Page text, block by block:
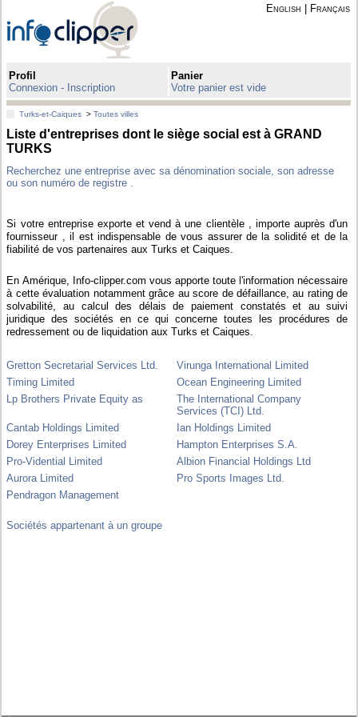
English Français
Profil
Connexion - Inscription
Panier
Votre panier est vide
Turks-et-Caiques >Toutes villes
Liste d'entreprises dont le siège social est à GRAND
TURKS
Recherchez une entreprise avec sa dénomination sociale, son adresse
ou son numéro de registre .
Si votre entreprise exporte et vend à une clientèle , importe auprès d'un
fournisseur , il est indispensable de vous assurer de la solidité et de la
fiabilité de vos partenaires aux Turks et Caiques.
En Amérique, Info-clipper.com vous apporte toute l'information nécessaire
à cette évaluation notamment grâce au score de défaillance, au rating de
solvabilité, au calcul des délais de paiement constatés et au suivi
juridique des sociétés en ce qui concerne toutes les procédures de
redressement ou de liquidation aux Turks et Caiques.
Gretton Secretarial Services Ltd.
Virunga International Limited
Timing Limited
Ocean Engineering Limited
Lp Brothers Private Equity as
The International Company
Services (TCI) Ltd.
Cantab Holdings Limited
Ian Holdings Limited
Dorey Enterprises Limited
Hampton Enterprises S.A.
Pro-Vidential Limited
Albion Financial Holdings Ltd
Aurora Limited
Pro Sports Images Ltd.
Pendragon Management
Sociétés appartenant à un groupe